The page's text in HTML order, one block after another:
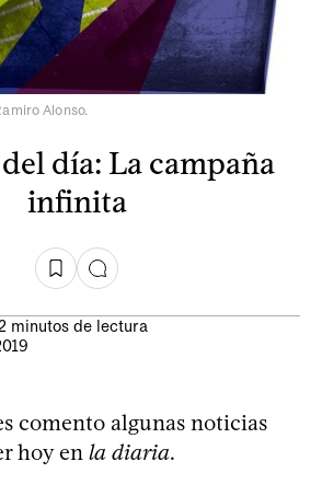
Alonso.
día: La campaña
infinita
minutos de lectura
comento algunas noticias
hoy en la diaria.